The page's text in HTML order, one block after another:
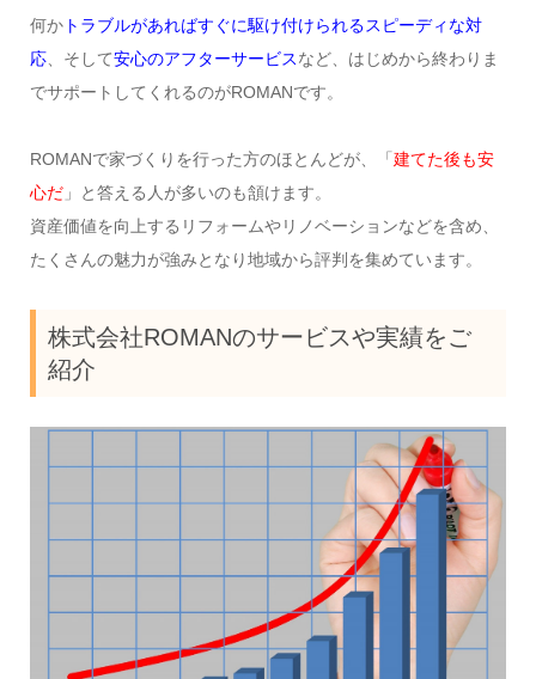
何かトラブルがあればすぐに駆け付けられるスピーディな対
応、そして安心のアフターサービスなど、はじめから終わりま
でサポートしてくれるのがROMANです。
ROMANで家づくりを行った方のほとんどが、「 建てた後も安
心だ」と答える人が多いのも頷けます。
資産価値を向上するリフォームやリノベーションなどを含め、
たくさんの魅力が強みとなり地域から評判を集めています。
株式会社ROMANのサービスや実績をご
紹介